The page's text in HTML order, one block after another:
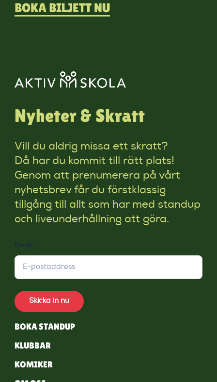
BOKA BILJETT NU
Nyheter & Skratt
Vill du aldrig missa ett skratt?
Då har du kommit till rätt plats!
Genom att prenumerera på vårt
nyhetsbrev får du förstklassig
tillgång till allt som har med standup
och liveunderhållning att göra.
Email *
Skicka in nu
BOKA STANDUP
KLUBBAR
KOMIKER